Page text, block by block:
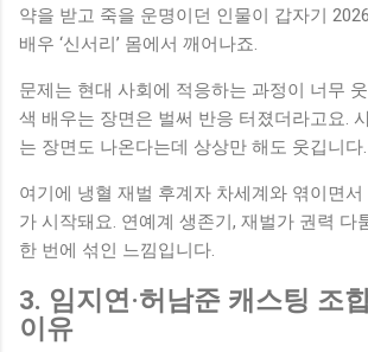
약을 받고 죽을 운명이던 인물이 갑자기
배우 ‘신서리’ 몸에서 깨어나죠.
문제는 현대 사회에 적응하는 과정이 너무
색 배우는 장면은 벌써 반응 터졌더라고요.
는 장면도 나온다는데 상상만 해도 웃깁니다.
여기에 냉혈 재벌 후계자 차세계와 엮이면
가 시작돼요. 연예계 생존기, 재벌가 권력 다
한 번에 섞인 느낌입니다.
3. 임지연·허남준 캐스팅 조
이유